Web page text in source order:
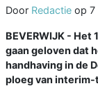
Door Redactie op 7
BEVERWIJK - Het
gaan geloven dat
handhaving in de
ploeg van interim-